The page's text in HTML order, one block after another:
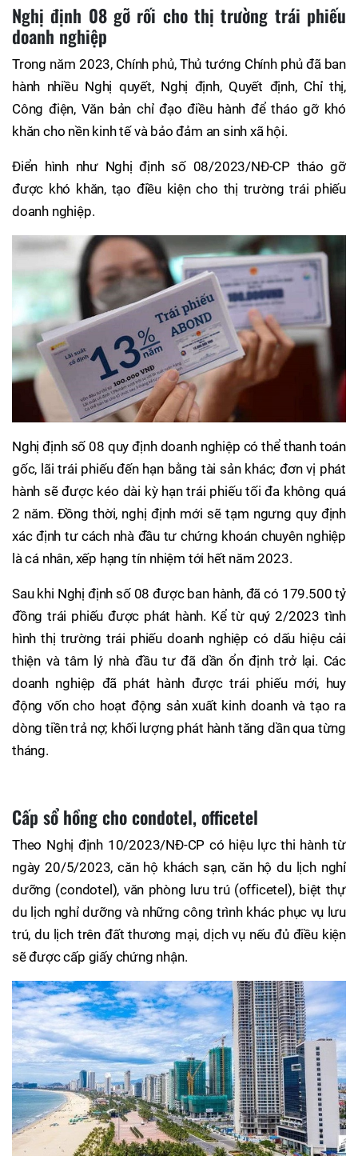
Nghị định 08 gỡ rối cho thị trường trái phiếu
doanh nghiệp
Trong năm 2023, Chính phủ, Thủ tướng Chính phủ đã ban
hành nhiều Nghị quyết, Nghị định, Quyết định, Chỉ thị,
Công điện, Văn bản chỉ đạo điều hành để tháo gỡ khó
khăn cho nền kinh tế và bảo đảm an sinh xã hội.
Điển hình như Nghị định số 08/2023/NĐ-CP tháo gỡ
được khó khăn, tạo điều kiện cho thị trường trái phiếu
doanh nghiệp.
Nghị định số 08 quy định doanh nghiệp có thể thanh toán
gốc, lãi trái phiếu đến hạn bằng tài sản khác; đơn vị phát
hành sẽ được kéo dài kỳ hạn trái phiếu tối đa không quá
2 năm. Đồng thời, nghị định mới sẽ tạm ngưng quy định
xác định tư cách nhà đầu tư chứng khoán chuyên nghiệp
là cá nhân, xếp hạng tín nhiệm tới hết năm 2023.
Sau khi Nghị định số 08 được ban hành, đã có 179.500 tỷ
đồng trái phiếu được phát hành. Kể từ quý 2/2023 tình
hình thị trường trái phiếu doanh nghiệp có dấu hiệu cải
thiện và tâm lý nhà đầu tư đã dần ổn định trở lại. Các
doanh nghiệp đã phát hành được trái phiếu mới, huy
động vốn cho hoạt động sản xuất kinh doanh và tạo ra
dòng tiền trả nợ; khối lượng phát hành tăng dần qua từng
tháng.
Cấp sổ hồng cho condotel, officetel
Theo Nghị định 10/2023/NĐ-CP có hiệu lực thi hành từ
ngày 20/5/2023, căn hộ khách sạn, căn hộ du lịch nghỉ
dưỡng (condotel), văn phòng lưu trú (officetel), biệt thự
du lịch nghỉ dưỡng và những công trình khác phục vụ lưu
trú, du lịch trên đất thương mại, dịch vụ nếu đủ điều kiện
sẽ được cấp giấy chứng nhận.